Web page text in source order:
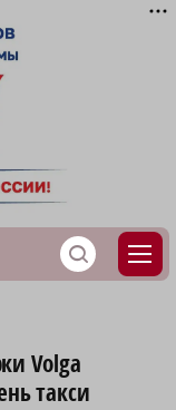
S
Volga
такси